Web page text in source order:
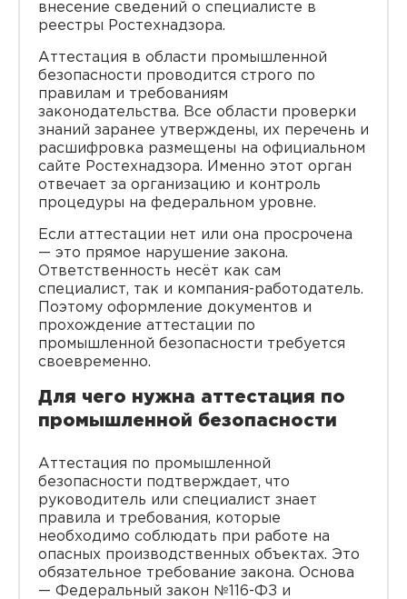
внесение сведений о специалисте в
реестры Ростехнадзора.
Аттестация в области промышленной
безопасности проводится строго по
правилам и требованиям
законодательства. Все области проверки
знаний заранее утверждены, их перечень и
расшифровка размещены на официальном
сайте Ростехнадзора. Именно этот орган
отвечает за организацию и контроль
процедуры на федеральном уровне.
Если аттестации нет или она просрочена
— это прямое нарушение закона.
Ответственность несёт как сам
специалист, так и компания-работодатель.
Поэтому оформление документов и
прохождение аттестации по
промышленной безопасности требуется
своевременно.
Для чего нужна аттестация по
промышленной безопасности
Аттестация по промышленной
безопасности подтверждает, что
руководитель или специалист знает
правила и требования, которые
необходимо соблюдать при работе на
опасных производственных объектах. Это
обязательное требование закона. Основа
— Федеральный закон №116-ФЗ и